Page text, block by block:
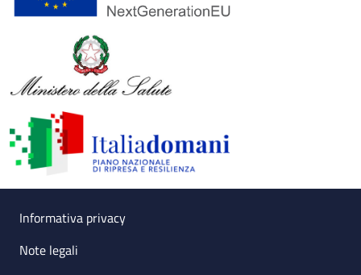
Small prints
Useful links section
Informativa privacy
Note legali